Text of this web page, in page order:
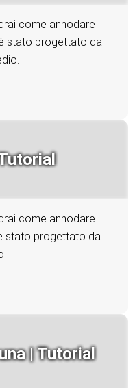
come annodare il
stato progettato da
come annodare il
stato progettato da
| Tutorial